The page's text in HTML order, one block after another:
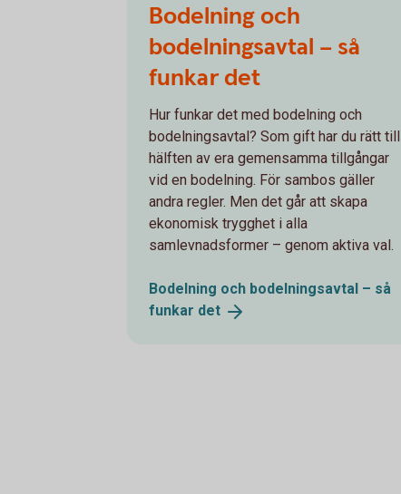
Bodelning och
bodelningsavtal – så
funkar det
Hur funkar det med bodelning och
bodelningsavtal? Som gift har du rätt till
hälften av era gemensamma tillgångar
vid en bodelning. För sambos gäller
andra regler. Men det går att skapa
ekonomisk trygghet i alla
samlevnadsformer – genom aktiva val.
Bodelning och bodelningsavtal – så
funkar det